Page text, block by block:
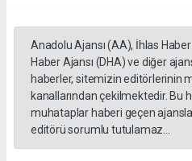
Anadolu Ajansı (AA), İhlas
Haber Ajansı (DHA) ve diğer
haberler, sitemizin editörlerinin
kanallarından çekilmektedir. Bu
muhataplar haberi geçen
editörü sorumlu tutulamaz...